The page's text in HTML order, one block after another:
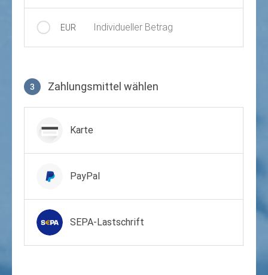
EUR Individueller Betrag
3 Zahlungsmittel wählen
Karte
PayPal
SEPA-Lastschrift